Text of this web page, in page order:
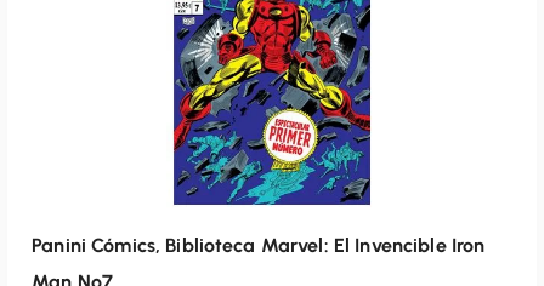
Panini Cómics, Biblioteca Marvel: El Invencible Iron